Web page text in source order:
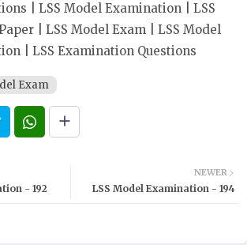
| LSS Model Examination | LSS
| LSS Model Exam | LSS Model
| LSS Examination Questions
Exam
NEWER
LSS Model Examination - 194
- 192